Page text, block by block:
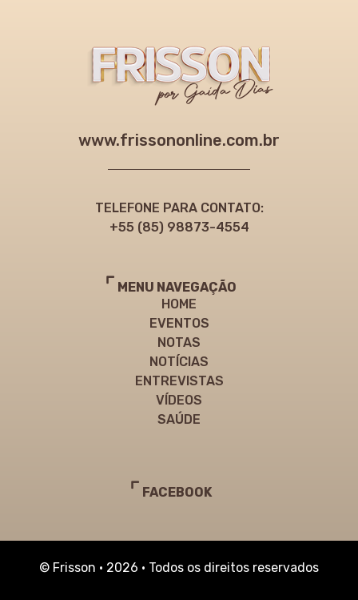
www.frissononline.com.br
TELEFONE PARA CONTATO:
+55 (85) 98873-4554
MENU NAVEGAÇÃO
HOME
EVENTOS
NOTAS
NOTÍCIAS
ENTREVISTAS
VÍDEOS
SAÚDE
FACEBOOK
© Frisson • 2026 • Todos os direitos reservados